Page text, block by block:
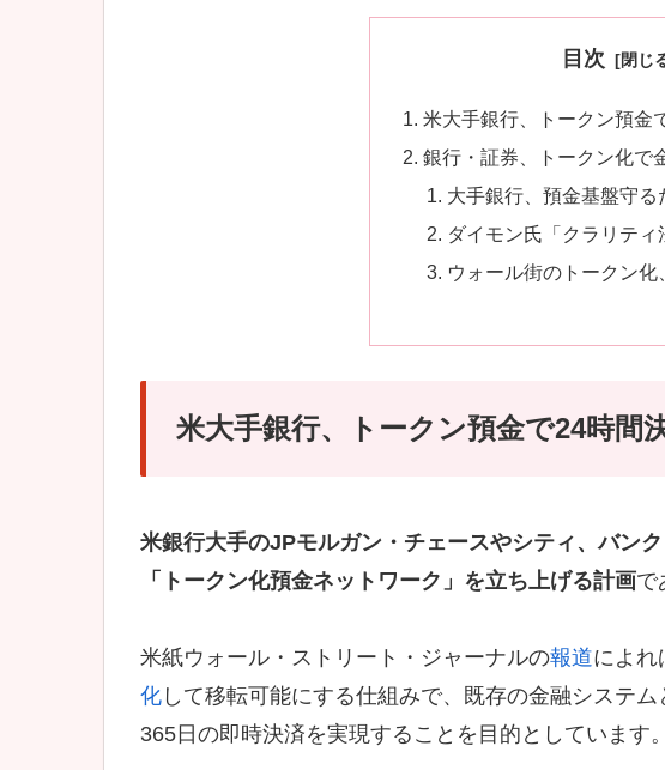
目次
米大手銀行、トークン預金
銀行・証券、トークン化で
大手銀行、預金基盤守
ダイモン氏「クラリテ
ウォール街のトークン化
米大手銀行、トークン預金で24時間
米銀行大手のJPモルガン・チェースやシティ、バン
「トークン化預金ネットワーク」を立ち上げる計画で
米紙ウォール・ストリート・ジャーナルの報道によれ
化 して移転可能にする仕組みで、既存の金融システ
365日の即時決済を実現することを目的としています。